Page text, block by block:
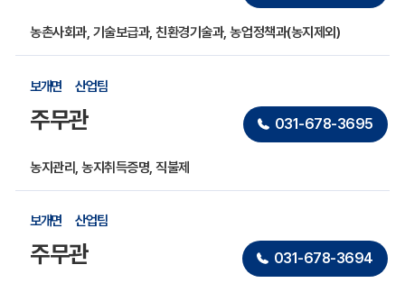
농촌사회과, 기술보급과, 친환경기술과, 농업정책과(농지제외)
보개면 산업팀
주무관 031-678-3695
농지관리, 농지취득증명, 직불제
보개면 산업팀
주무관 031-678-3694